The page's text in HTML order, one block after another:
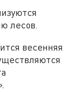
лесов.
весенняя